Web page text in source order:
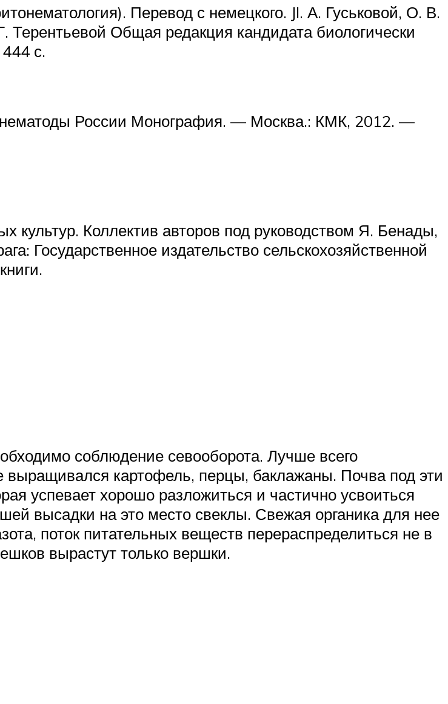
Перевод с немецкого. JI. А. Гуськовой, О. В.
Терентьевой Общая редакция кандидата биологически
с.
России Монография. — Москва.: КМК, 2012. —
культур. Коллектив авторов под руководством Я. Бенады,
Государственное издательство сельскохозяйственной
соблюдение севооборота. Лучше всего
выращивался картофель, перцы, баклажаны. Почва под эти
успевает хорошо разложиться и частично усвоиться
высадки на это место свеклы. Свежая органика для нее
поток питательных веществ перераспределиться не в
вырастут только вершки.